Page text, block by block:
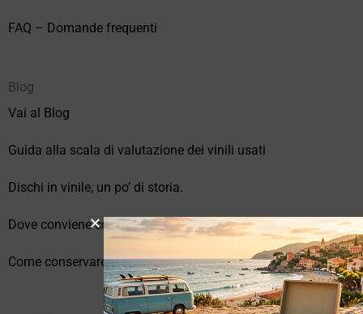
FAQ – Domande frequenti
Blog
Vai al Blog
Guida alla scala di valutazione dei vinili usati
Dischi in vinile, un po’ di storia.
Dove conviene comprare vinili online?
Come conservare correttamente i vinili usati